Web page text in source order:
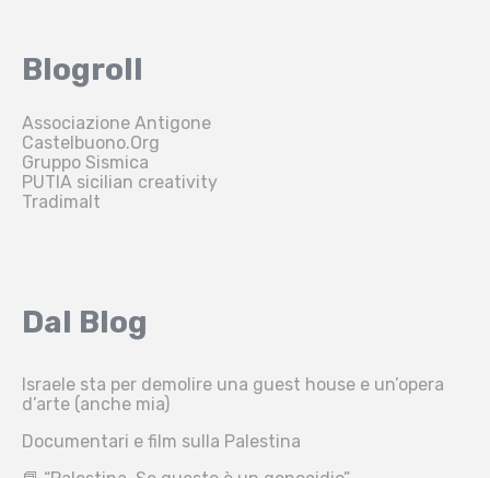
Blogroll
Associazione Antigone
Castelbuono.Org
Gruppo Sismica
PUTIA sicilian creativity
Tradimalt
Dal Blog
Israele sta per demolire una guest house e un’opera
d’arte (anche mia)
Documentari e film sulla Palestina